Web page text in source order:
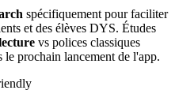
spécifiquement pour faciliter
et des élèves DYS. Études
vs polices classiques
prochain lancement de l'app.